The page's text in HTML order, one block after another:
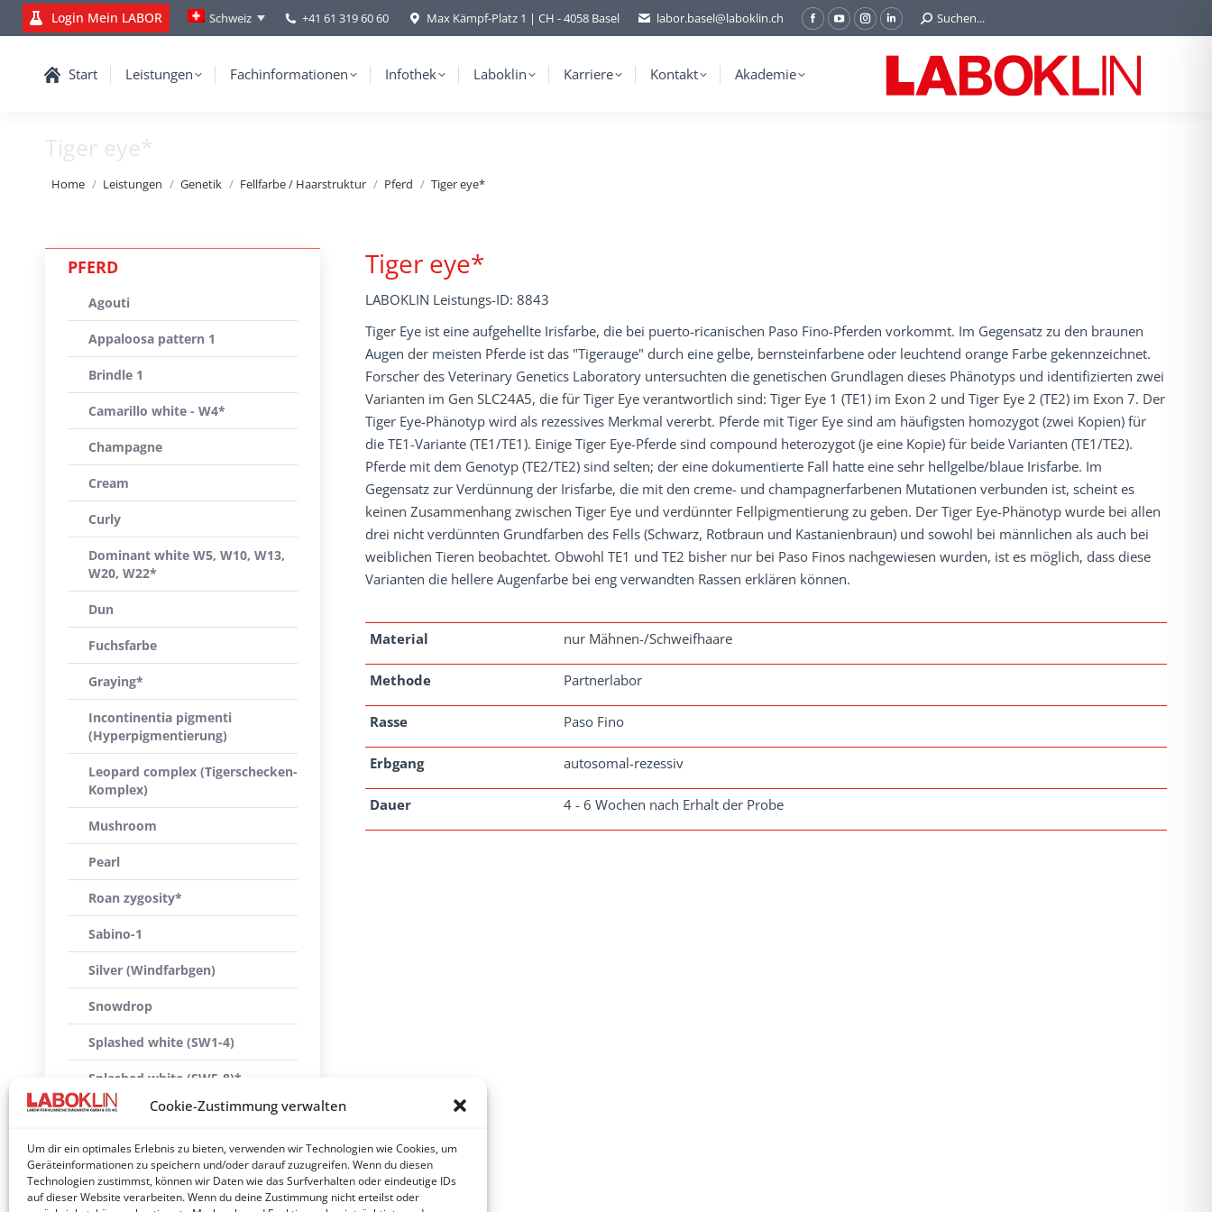
Cookie-Zustimmung verwalten
Um dir ein optimales Erlebnis zu bieten, verwenden wir Technologien wie Cookies, um
Geräteinformationen zu speichern und/oder darauf zuzugreifen. Wenn du diesen
Technologien zustimmst, können wir Daten wie das Surfverhalten oder eindeutige IDs
auf dieser Website verarbeiten. Wenn du deine Zustimmung nicht erteilst oder
Login Mein LABOR Schweiz +41 61 319 60 60 Max Kämpf-Platz 1 | CH - 4058 Basel labor.basel@laboklin.ch
Facebook
YouTubeInstagram
page
Linkedin
page
opens
in
Search:
Suchen...
Start Leistungen Fachinformationen Infothek Laboklin Karriere Kontakt Akademie
Tiger eye*
You are here:
Home Leistungen Genetik Fellfarbe / Haarstruktur Pferd Tiger eye*
Tiger eye*
LABOKLIN Leistungs-ID: 8843
Tiger Eye ist eine aufgehellte Irisfarbe, die bei puerto-ricanischen Paso Fino-Pferden vorkommt. Im Gegensatz zu den braunen
Augen der meisten Pferde ist das "Tigerauge" durch eine gelbe, bernsteinfarbene oder leuchtend orange Farbe gekennzeichnet.
Forscher des Veterinary Genetics Laboratory untersuchten die genetischen Grundlagen dieses Phänotyps und identifizierten zwei
Varianten im Gen SLC24A5, die für Tiger Eye verantwortlich sind: Tiger Eye 1 (TE1) im Exon 2 und Tiger Eye 2 (TE2) im Exon 7. Der
Tiger Eye-Phänotyp wird als rezessives Merkmal vererbt. Pferde mit Tiger Eye sind am häufigsten homozygot (zwei Kopien) für
die TE1-Variante (TE1/TE1). Einige Tiger Eye-Pferde sind compound heterozygot (je eine Kopie) für beide Varianten (TE1/TE2).
Pferde mit dem Genotyp (TE2/TE2) sind selten; der eine dokumentierte Fall hatte eine sehr hellgelbe/blaue Irisfarbe. Im
Gegensatz zur Verdünnung der Irisfarbe, die mit den creme- und champagnerfarbenen Mutationen verbunden ist, scheint es
keinen Zusammenhang zwischen Tiger Eye und verdünnter Fellpigmentierung zu geben. Der Tiger Eye-Phänotyp wurde bei allen
drei nicht verdünnten Grundfarben des Fells (Schwarz, Rotbraun und Kastanienbraun) und sowohl bei männlichen als auch bei
weiblichen Tieren beobachtet. Obwohl TE1 und TE2 bisher nur bei Paso Finos nachgewiesen wurden, ist es möglich, dass diese
Varianten die hellere Augenfarbe bei eng verwandten Rassen erklären können.
Material nur Mähnen-/Schweifhaare
Methode Partnerlabor
Rasse Paso Fino
Erbgang autosomal-rezessiv
Dauer 4 - 6 Wochen nach Erhalt der Probe
PFERD
Agouti
Appaloosa pattern 1
Brindle 1
Camarillo white - W4*
Champagne
Cream
Curly
Dominant white W5, W10, W13,
W20, W22*
Dun
Fuchsfarbe
Graying*
Incontinentia pigmenti
(Hyperpigmentierung)
Leopard complex (Tigerschecken-
Komplex)
Mushroom
Pearl
Roan zygosity*
Sabino-1
Silver (Windfarbgen)
Snowdrop
Splashed white (SW1-4)
Splashed white (SW5-8)*
Sunshine
Tiger eye*
Tobiano